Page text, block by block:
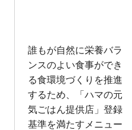
誰もが自然に栄養バラ
ンスのよい食事ができ
る食環境づくりを推進
するため、「ハマの元
気ごはん提供店」登録
基準を満たすメニュー